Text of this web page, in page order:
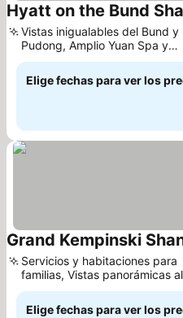
Hyatt on the Bund
Vistas inigualables del Bund y
Pudong, Amplio Yuan Spa y
bienestar
Elige fechas para ver los
Grand Kempinski
Servicios y habitaciones para
familias, Vistas panorámicas
la ciudad
Elige fechas para ver los